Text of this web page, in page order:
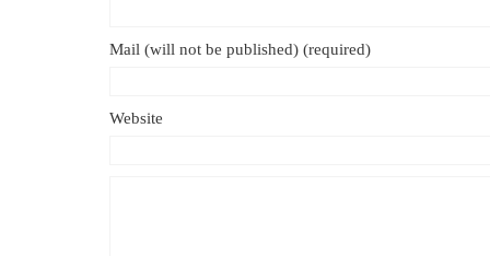
Mail (will not be published) (required)
Website